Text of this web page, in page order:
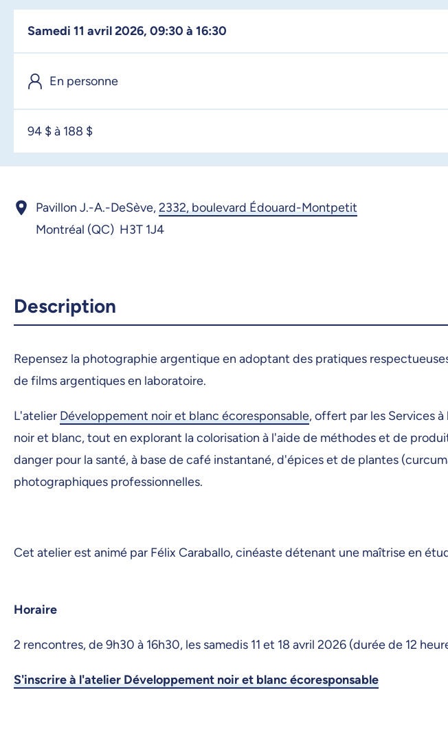
samedi 11 avril 2026, 09:30 à 16:30
En personne
94 $ à 188 $
Pavillon J.-A.-DeSève,2332, boulevard Édouard-Montpetit
Montréal (QC) H3T 1J4
Description
Repensez la photographie argentique en adoptant des pratiques
de films argentiques en laboratoire.
L'atelier Développement noir et blanc écoresponsable, offert par les Services
noir et blanc, tout en explorant la colorisation à l'aide de méthodes et de
danger pour la santé, à base de café instantané, d'épices et de plantes
photographiques professionnelles.
Cet atelier est animé par Félix Caraballo, cinéaste détenant une maîtrise en
Horaire
2 rencontres, de 9h30 à 16h30, les samedis 11 et 18 avril 2026 (durée de 12
S'inscrire à l'atelier Développement noir et blanc écoresponsable